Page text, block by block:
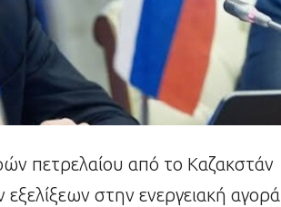
πετρελαίου από το Καζακστάν
στην ενεργειακή αγορά